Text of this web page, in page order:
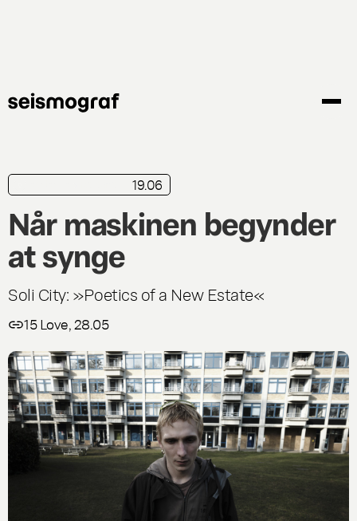
19.06
Når maskinen begynder
at synge
Soli City: »Poetics of a New Estate«
15 Love, 28.05